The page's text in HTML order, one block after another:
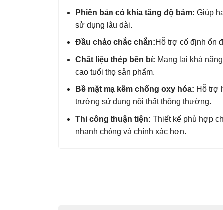
Phiên bản có khía tăng độ bám: Giúp
sử dụng lâu dài.
Đầu chảo chắc chắn:Hỗ trợ cố định ổn
Chất liệu thép bền bỉ: Mang lại khả
cao tuổi thọ sản phẩm.
Bề mặt mạ kẽm chống oxy hóa: Hỗ trợ
trường sử dụng nội thất thông thường.
Thi công thuận tiện: Thiết kế phù hợp
nhanh chóng và chính xác hơn.